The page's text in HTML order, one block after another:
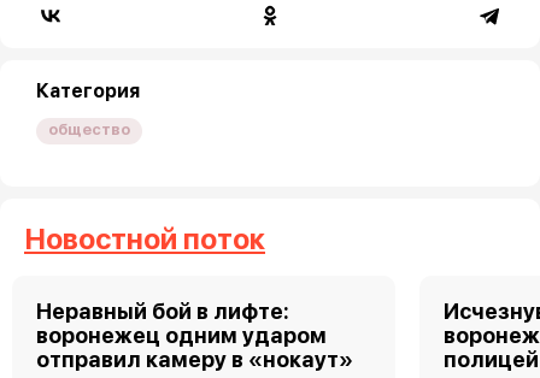
Категория
общество
Новостной поток
Неравный бой в лифте:
воронежец одним ударом
отправил камеру в «нокаут»